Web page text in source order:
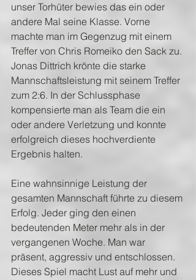
unser Torhüter bewies das ein oder
andere Mal seine Klasse. Vorne
machte man im Gegenzug mit einem
Treffer von Chris Romeiko den Sack zu.
Jonas Dittrich krönte die starke
Mannschaftsleistung mit seinem Treffer
zum 2:6. In der Schlussphase
kompensierte man als Team die ein
oder andere Verletzung und konnte
erfolgreich dieses hochverdiente
Ergebnis halten.
Eine wahnsinnige Leistung der
gesamten Mannschaft führte zu diesem
Erfolg. Jeder ging den einen
bedeutenden Meter mehr als in der
vergangenen Woche. Man war
präsent, aggressiv und entschlossen.
Dieses Spiel macht Lust auf mehr und